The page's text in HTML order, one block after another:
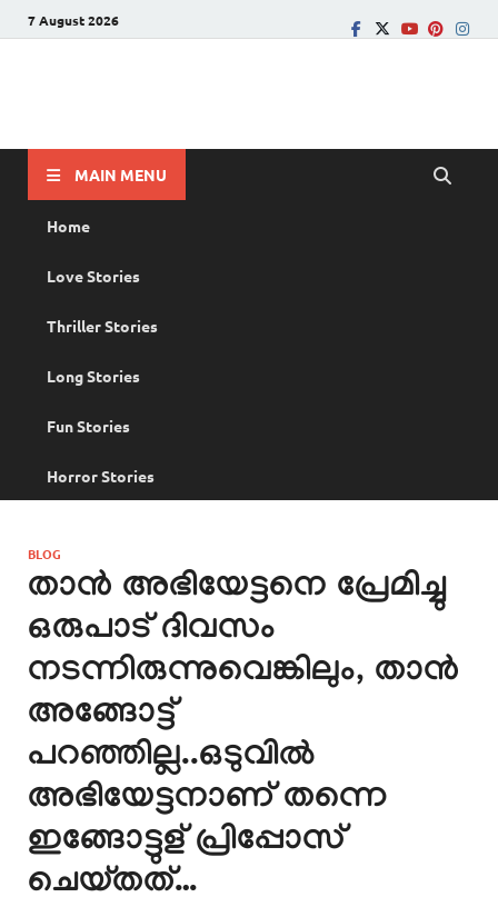
7 August 2026
MAIN MENU
Home
Love Stories
Thriller Stories
Long Stories
Fun Stories
Horror Stories
BLOG
താൻ അഭിയേട്ടനെ പ്രേമിച്ചു
ഒരുപാട് ദിവസം
നടന്നിരുന്നുവെങ്കിലും, താൻ
അങ്ങോട്ട്
പറഞ്ഞില്ല..ഒടുവിൽ
അഭിയേട്ടനാണ് തന്നെ
ഇങ്ങോട്ടുള് പ്രിപ്പോസ്
ചെയ്തത്…